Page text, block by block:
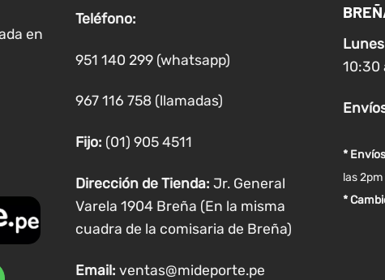
se
pueden
en
página
producto
en
Teléfono:
951 140 299 (whatsapp)
967 116 758 (llamadas)
Fijo: (01) 905 4511
Dirección de Tienda: Jr. General
Varela 1904 Breña (En la misma
cuadra de la comisaria de Breña)
Email: ventas@mideporte.pe
10:30
*
las
*